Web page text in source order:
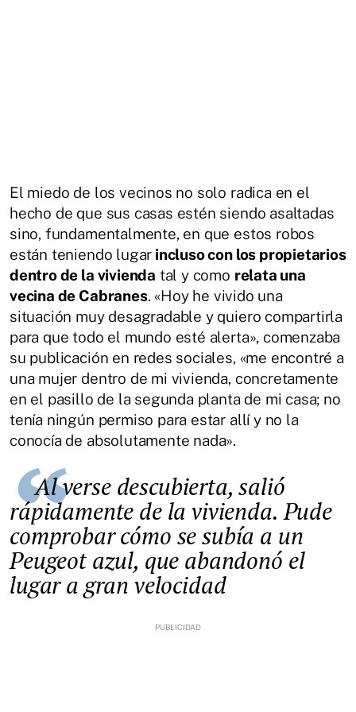
El miedo de los vecinos no solo radica en el
hecho de que sus casas estén siendo asaltadas
sino, fundamentalmente, en que estos robos
están teniendo lugar incluso con los propietarios
dentro de la vivienda tal y como relata una
vecina de Cabranes. «Hoy he vivido una
situación muy desagradable y quiero compartirla
para que todo el mundo esté alerta», comenzaba
su publicación en redes sociales, «me encontré a
una mujer dentro de mi vivienda, concretamente
en el pasillo de la segunda planta de mi casa; no
tenía ningún permiso para estar allí y no la
conocía de absolutamente nada».
Al verse descubierta, salió
rápidamente de la vivienda. Pude
comprobar cómo se subía a un
Peugeot azul, que abandonó el
lugar a gran velocidad